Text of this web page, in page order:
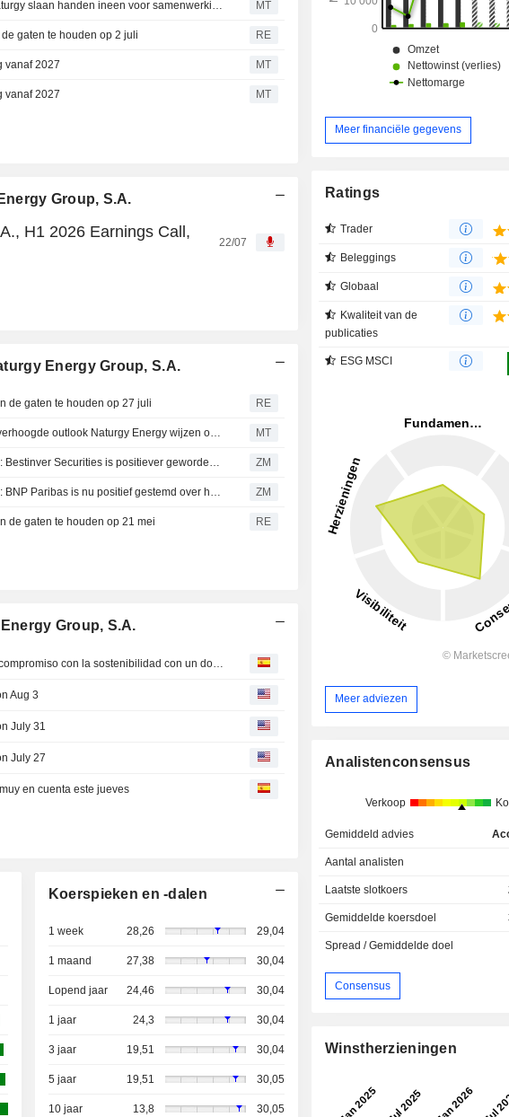
Italgas en dochteronderneming Naturgy slaan handen ineen voor samenwerking gasnetwerk MT
gaten te houden op 2 juli RE
vanaf 2027 MT
vanaf 2027 MT
Group, S.A.
H1 2026 Earnings Call,
22/07
Energy Group, S.A.
de gaten te houden op 27 juli RE
MT
ZM
ZM
de gaten te houden op 21 mei RE
Group, S.A.
Naturgy Energy S A : consolida su compromiso con la sostenibilidad con un doble reconocimiento internacional
Aug 3
July 31
July 27
en cuenta este jueves
Koerspieken en -dalen
1 week 28,26 29,04
1 maand 27,38 30,04
Lopend jaar 24,46 30,04
1 jaar 24,3 30,04
3 jaar 19,51 30,04
5 jaar 19,51 30,05
10 jaar 13,8 30,05
Meer financiële gegevens
Ratings
Trader
Beleggings
Globaal
Kwaliteit van de
publicaties
ESG MSCI
Meer adviezen
Analistenconsensus
Verkoop
Gemiddeld advies
Aantal analisten
Laatste slotkoers
Gemiddelde koersdoel
Spread / Gemiddelde doel
Consensus
Winstherzieningen